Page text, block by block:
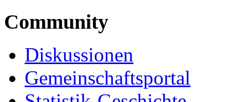
Community
Diskussionen
Gemeinschaftsportal